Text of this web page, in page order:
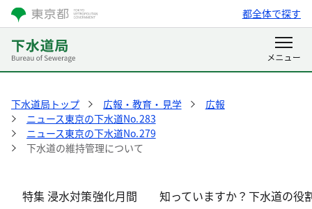
都全体で探す
下水道局トップ 広報・教育・見学
広報
ニュース東京の下水道No.283
ニュース東京の下水道No.279
下水道の維持管理について
特集 浸水対策強化月間 知っていますか？下水道の役